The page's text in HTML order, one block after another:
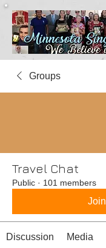
Groups
Travel Chat
Public · 101 members
Join
Discussion Media